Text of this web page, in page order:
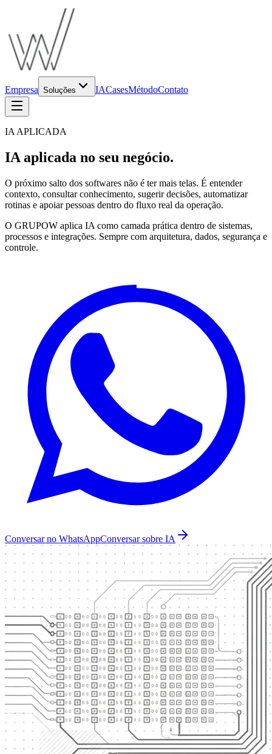
Empresa Soluções IACasesMétodoContato
IA APLICADA
IA aplicada no seu negócio.
O próximo salto dos softwares não é ter mais telas. É entender
contexto, consultar conhecimento, sugerir decisões, automatizar
rotinas e apoiar pessoas dentro do fluxo real da operação.
O GRUPOW aplica IA como camada prática dentro de sistemas,
processos e integrações. Sempre com arquitetura, dados, segurança e
controle.
Conversar no WhatsAppConversar sobre IA